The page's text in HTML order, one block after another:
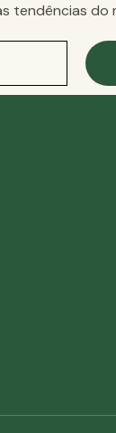
tendências do